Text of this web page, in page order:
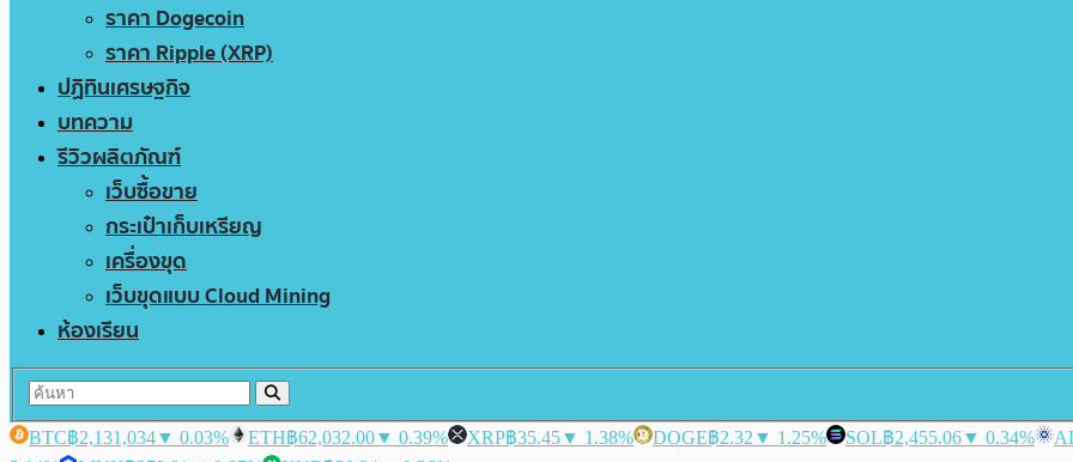
ราคา Dogecoin
ราคา Ripple (XRP)
ปฏิทินเศรษฐกิจ
บทความ
รีวิวผลิตภัณฑ์
เว็บซื้อขาย
กระเป๋าเก็บเหรียญ
เครื่องขุด
เว็บขุดแบบ Cloud Mining
ห้องเรียน
BTC฿2,131,034▼ 0.03% ETH฿62,032.00▼ 0.39% XRP฿35.45▼ 1.38% DOGE฿2.32 ▼ 1.25% SOL฿2,455.06▼ 0.34%